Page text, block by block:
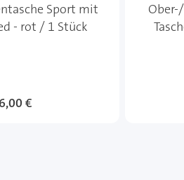
Sport mit
- rot / 1 Stück
€